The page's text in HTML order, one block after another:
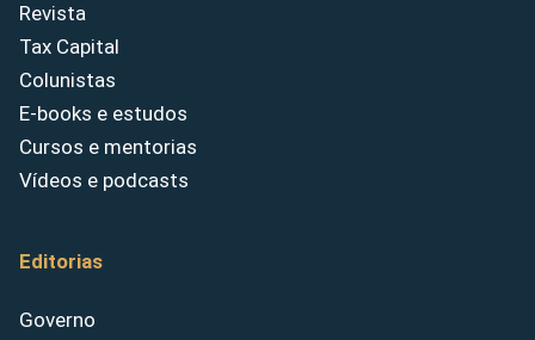
Revista
Tax Capital
Colunistas
E-books e estudos
Cursos e mentorias
Vídeos e podcasts
Editorias
Governo